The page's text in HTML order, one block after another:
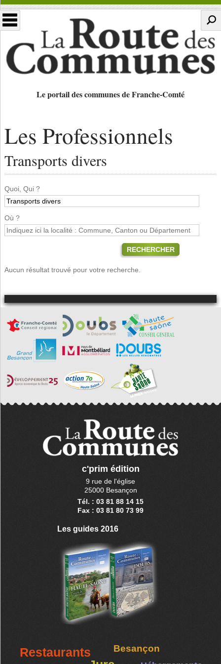
Le portail des communes de Franche-Comté
Les Professionnels
Transports divers
Quoi, Qui ?
Où ?
RECHERCHER
Aucun résultat trouvé pour votre recherche.
c'prim édition
9 rue de l'église
25000 Besançon
Tél. : 03 81 88 14 15
Fax : 03 81 80 73 99
Les guides 2016
Restaurants Besançon